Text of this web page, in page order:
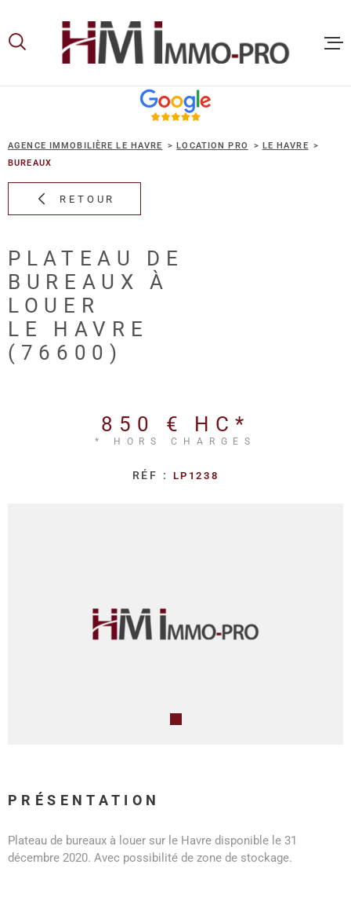
lamenu
contenu
AGENCE IMMOBILIÈRE LE HAVRE LOCATION PRO
LE HAVRE
BUREAUX
RETOUR
PLATEAU DE
BUREAUX À
LOUER
LE HAVRE
(76600)
850 € HC*
* HORS CHARGES
RÉF : LP1238
PRÉSENTATION
Plateau de bureaux à louer sur le Havre disponible le 31
décembre 2020. Avec possibilité de zone de stockage.